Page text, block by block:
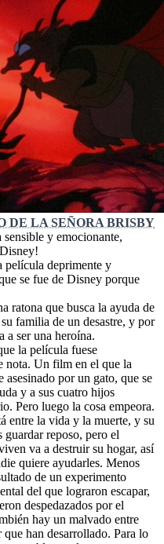
DE LA SEÑORA BRISBY
sensible y emocionante,
película deprimente y
se fue de Disney porque
ratona que busca la ayuda de
familia de un desastre, y por
a ser una heroína.
la película fuese
nota. Un film en el que la
asesinado por un gato, que se
y a sus cuatro hijos
Pero luego la cosa empeora.
entre la vida y la muerte, y su
reposo, pero el
va a destruir su hogar, así
quiere ayudarles. Menos
de un experimento
del que lograron escapar,
despedazados por el
hay un malvado entre
han desarrollado. Para lo